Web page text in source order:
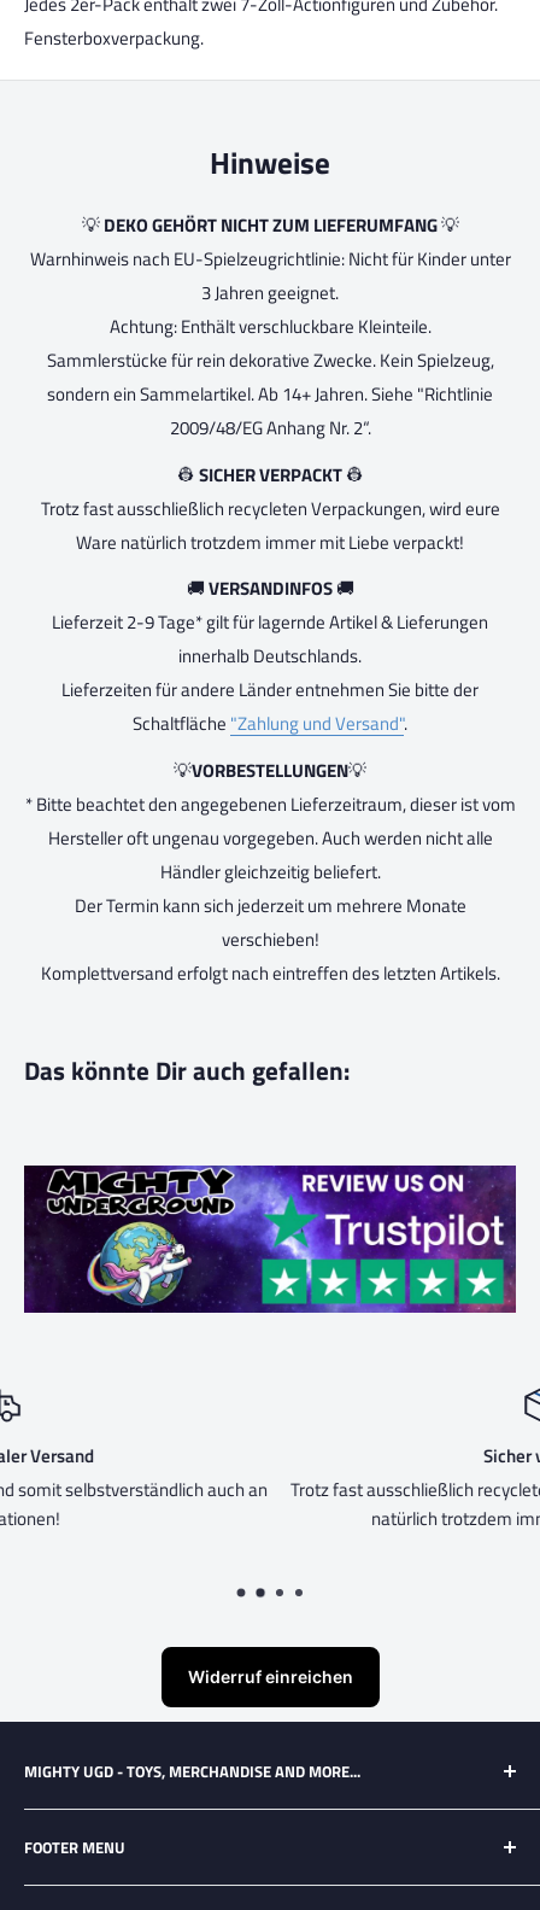
Fensterboxverpackung.
Hinweise
💡DEKO GEHÖRT NICHT ZUM LIEFERUMFANG💡
Warnhinweis nach EU-Spielzeugrichtlinie: Nicht für Kinder unter
3 Jahren geeignet.
Achtung: Enthält verschluckbare Kleinteile.
Sammlerstücke für rein dekorative Zwecke. Kein Spielzeug,
sondern ein Sammelartikel. Ab 14+ Jahren. Siehe "Richtlinie
2009/48/EG Anhang Nr. 2“.
👷SICHER VERPACKT👷
Trotz fast ausschließlich recycleten Verpackungen, wird eure
Ware natürlich trotzdem immer mit Liebe verpackt!
🚚VERSANDINFOS🚚
Lieferzeit 2-9 Tage* gilt für lagernde Artikel & Lieferungen
innerhalb Deutschlands.
Lieferzeiten für andere Länder entnehmen Sie bitte der
Schaltfläche "Zahlung und Versand".
💡VORBESTELLUNGEN💡
* Bitte beachtet den angegebenen Lieferzeitraum, dieser ist vom
Hersteller oft ungenau vorgegeben. Auch werden nicht alle
Händler gleichzeitig beliefert.
Der Termin kann sich jederzeit um mehrere Monate
verschieben!
Komplettversand erfolgt nach eintreffen des letzten Artikels.
Das könnte Dir auch gefallen:
Trotz fast ausschließlich recycleten Verpackungen, wird eure
natürlich trotzdem immer mit Liebe verpackt!
Widerruf einreichen
MIGHTY UGD - TOYS, MERCHANDISE AND MORE...
Ausgewähltes Merchandise und tolle Sammlerobjekte für
Geeks and Nerds aus vielen unterschiedlichen Universen und
Fandoms!
FOOTER MENU
Search